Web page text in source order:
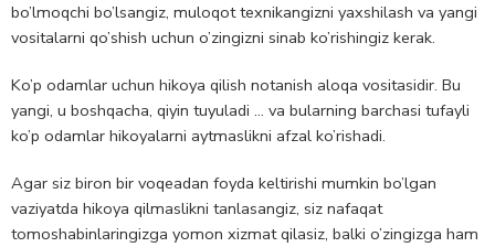
bo’lmoqchi bo’lsangiz, muloqot texnikangizni yaxshilash va yangi
vositalarni qo’shish uchun o’zingizni sinab ko’rishingiz kerak.
Ko’p odamlar uchun hikoya qilish notanish aloqa vositasidir. Bu
yangi, u boshqacha, qiyin tuyuladi … va bularning barchasi tufayli
ko’p odamlar hikoyalarni aytmaslikni afzal ko’rishadi.
Agar siz biron bir voqeadan foyda keltirishi mumkin bo’lgan
vaziyatda hikoya qilmaslikni tanlasangiz, siz nafaqat
tomoshabinlaringizga yomon xizmat qilasiz, balki o’zingizga ham